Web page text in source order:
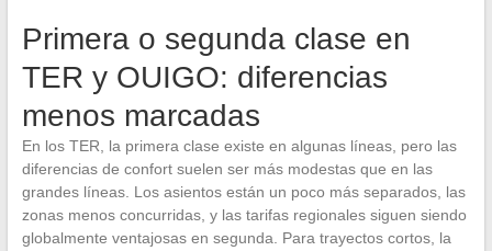
Primera o segunda clase en
TER y OUIGO: diferencias
menos marcadas
En los TER, la primera clase existe en algunas líneas, pero las
diferencias de confort suelen ser más modestas que en las
grandes líneas. Los asientos están un poco más separados, las
zonas menos concurridas, y las tarifas regionales siguen siendo
globalmente ventajosas en segunda. Para trayectos cortos, la